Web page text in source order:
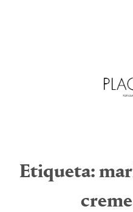
Etiqueta: